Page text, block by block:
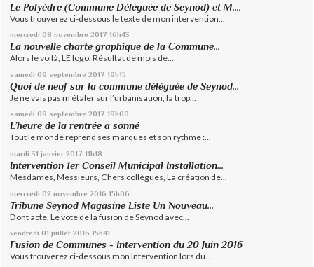
Le Polyèdre (Commune Déléguée de Seynod) et M....
Vous trouverez ci-dessous le texte de mon intervention...
mercredi 08 novembre 2017 16h43
La nouvelle charte graphique de la Commune...
Alors le voilà, LE logo. Résultat de mois de...
samedi 09 septembre 2017 19h15
Quoi de neuf sur la commune déléguée de Seynod…
Je ne vais pas m’étaler sur l’urbanisation, la trop...
samedi 09 septembre 2017 19h00
L’heure de la rentrée a sonné
Tout le monde reprend ses marques et son rythme :...
mardi 31 janvier 2017 11h18
Intervention 1er Conseil Municipal Installation...
Mesdames, Messieurs, Chers collègues, La création de...
mercredi 02 novembre 2016 15h06
Tribune Seynod Magasine Liste Un Nouveau...
Dont acte. Le vote de la fusion de Seynod avec...
vendredi 01 juillet 2016 15h41
Fusion de Communes - Intervention du 20 Juin 2016
Vous trouverez ci-dessous mon intervention lors du...